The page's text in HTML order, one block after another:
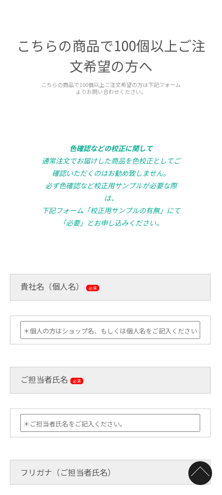
こちらの商品で100個以上ご注
文希望の方へ
こちらの商品で100個以上ご注文希望の方は下記フォーム
よりお問い合わせください。
色確認などの校正に関して
通常注文でお届けした商品を色校正としてご
確認いただくのはお勧め致しません。
必ず色確認など校正用サンプルが必要な際
は、
下記フォーム「校正用サンプルの有無」にて
「必要」とお申し込みください。
貴社名（個人名） 必須
ご担当者氏名 必須
フリガナ（ご担当者氏名）